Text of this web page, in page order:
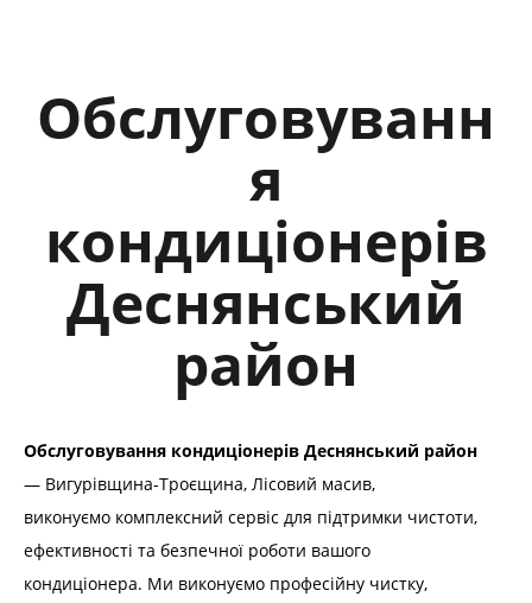
Обслуговуванн
я
кондиціонерів
Деснянський
район
Обслуговування кондиціонерів Деснянський район
— Вигурівщина-Троєщина, Лісовий масив,
виконуємо комплексний сервіс для підтримки чистоти,
ефективності та безпечної роботи вашого
кондиціонера. Ми виконуємо професійну чистку,